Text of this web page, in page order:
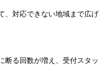
、対応できない地域まで広げ
断る回数が増え、受付スタッ